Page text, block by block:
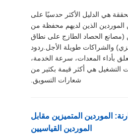
هي الدليل الأكثر حدسيًا على
الموردين الذين لديهم محفظة من
(مصانع الحصاد الطازج على نطاق
والشراكات طويلة الأجل.ردود
بأداء المعدات، سرعة الخدمة،
التشغيل هي أكثر قيمة بكثير من
شعارات التسويق.
الموردين المتميزين مقابل
الموردين القياسيين